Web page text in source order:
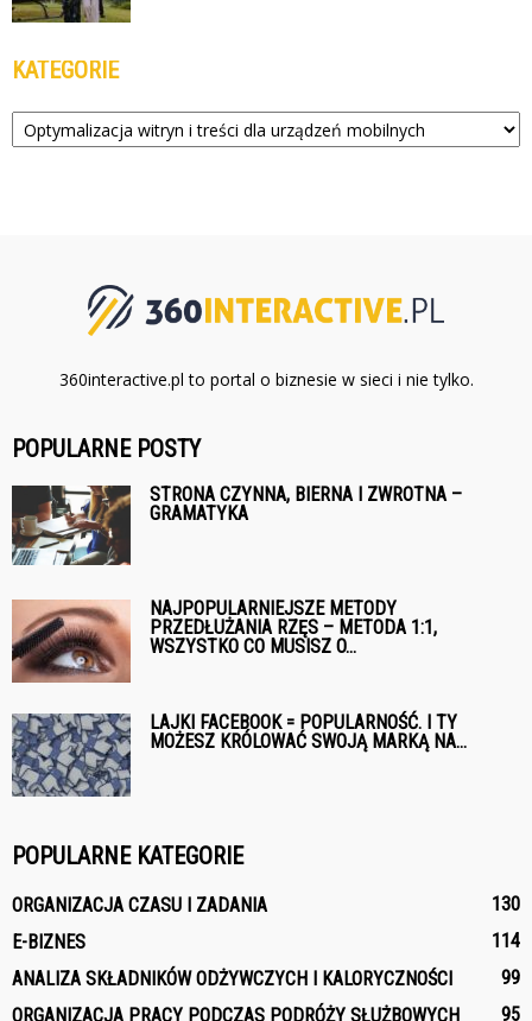
KATEGORIE
Kategorie
360interactive.pl to portal o biznesie w sieci i nie tylko.
POPULARNE POSTY
STRONA CZYNNA, BIERNA I ZWROTNA –
GRAMATYKA
NAJPOPULARNIEJSZE METODY
PRZEDŁUŻANIA RZĘS – METODA 1:1,
WSZYSTKO CO MUSISZ O...
LAJKI FACEBOOK = POPULARNOŚĆ. I TY
MOŻESZ KRÓLOWAĆ SWOJĄ MARKĄ NA...
POPULARNE KATEGORIE
ORGANIZACJA CZASU I ZADANIA
130
E-BIZNES
114
ANALIZA SKŁADNIKÓW ODŻYWCZYCH I KALORYCZNOŚCI
99
ORGANIZACJA PRACY PODCZAS PODRÓŻY SŁUŻBOWYCH
95